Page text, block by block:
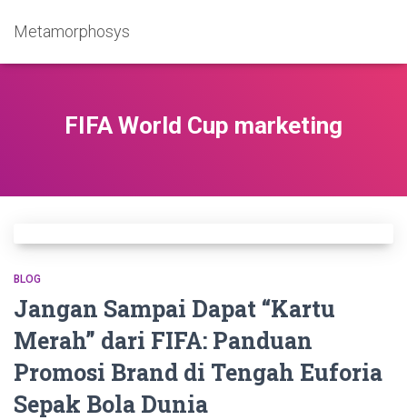
Metamorphosys
FIFA World Cup marketing
BLOG
Jangan Sampai Dapat “Kartu
Merah” dari FIFA: Panduan
Promosi Brand di Tengah Euforia
Sepak Bola Dunia